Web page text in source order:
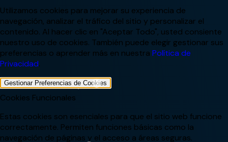
Utilizamos cookies para mejorar su experiencia de
navegación, analizar el tráfico del sitio y personalizar el
contenido. Al hacer clic en "Aceptar Todo", usted consiente
nuestro uso de cookies. También puede elegir gestionar sus
preferencias o aprender más en nuestra Política de
Privacidad.
Gestionar Preferencias de Cookies
Cookies Funcionales
Estas cookies son esenciales para que el sitio web funcione
correctamente. Permiten funciones básicas como la
navegación de páginas y el acceso a áreas seguras.